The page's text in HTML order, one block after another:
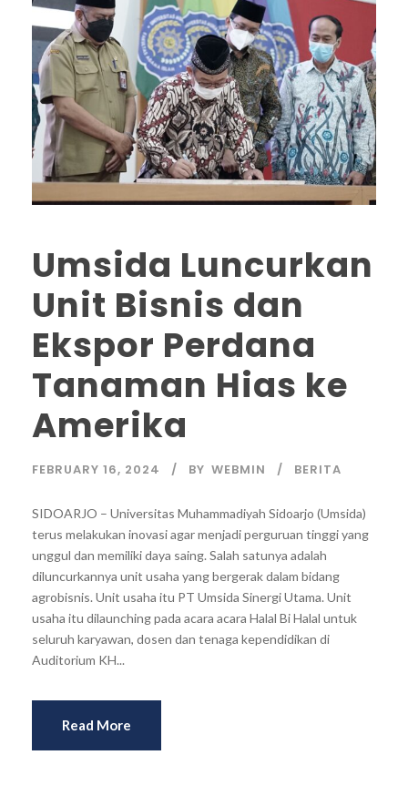
Umsida Luncurkan
Unit Bisnis dan
Ekspor Perdana
Tanaman Hias ke
Amerika
FEBRUARY 16, 2024 BY WEBMIN BERITA
SIDOARJO – Universitas Muhammadiyah Sidoarjo (Umsida)
terus melakukan inovasi agar menjadi perguruan tinggi yang
unggul dan memiliki daya saing. Salah satunya adalah
diluncurkannya unit usaha yang bergerak dalam bidang
agrobisnis. Unit usaha itu PT Umsida Sinergi Utama. Unit
usaha itu dilaunching pada acara acara Halal Bi Halal untuk
seluruh karyawan, dosen dan tenaga kependidikan di
Auditorium KH...
Read More